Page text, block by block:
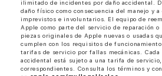
ilimitado de incidentes por daño accidental.
daño físico como consecuencia del manejo y a
imprevistos e involuntarios. El equipo de
Apple como parte del servicio de reparación o
piezas originales de Apple nuevas o usadas
cumplen con los requisitos de
tarifas de servicio por fallas mecánicas.
accidental está sujeto a una tarifa de
correspondientes. Consulta los términos y